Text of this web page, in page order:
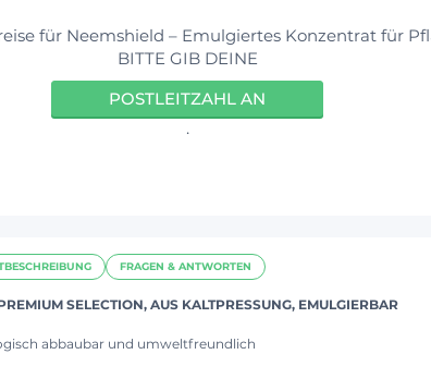
für Neemshield – Emulgiertes Konzentrat für
BITTE GIB DEINE
POSTLEITZAHL AN
.
FRAGEN & ANTWORTEN
SELECTION, AUS KALTPRESSUNG, EMULGIERBAR
abbaubar und umweltfreundlich